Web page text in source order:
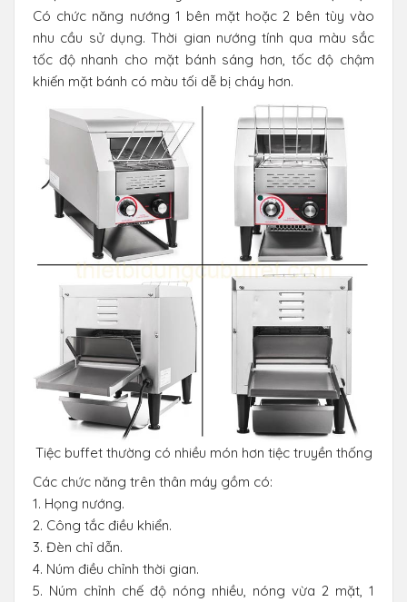
Có chức năng nướng 1 bên mặt hoặc 2 bên tùy vào
nhu cầu sử dụng. Thời gian nướng tính qua màu sắc
tốc độ nhanh cho mặt bánh sáng hơn, tốc độ chậm
khiến mặt bánh có màu tối dễ bị cháy hơn.
Tiệc buffet thường có nhiều món hơn tiệc truyền thống
Các chức năng trên thân máy gồm có:
1. Họng nướng.
2. Công tắc điều khiển.
3. Đèn chỉ dẫn.
4. Núm điều chỉnh thời gian.
5. Núm chỉnh chế độ nóng nhiều, nóng vừa 2 mặt, 1